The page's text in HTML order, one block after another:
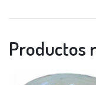
Productos